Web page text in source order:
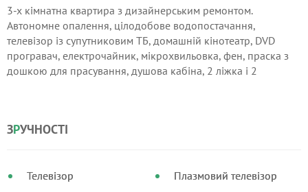
3-х кімнатна квартира з дизайнерським ремонтом.
Автономне опалення, цілодобове водопостачання,
телевізор із супутниковим ТБ, домашній кінотеатр, DVD
програвач, електрочайник, мікрохвильовка, фен, праска з
дошкою для прасування, душова кабіна, 2 ліжка і 2
домовленістю
ЗРУЧНОСТІ
Телевізор
Плазмовий телевізор